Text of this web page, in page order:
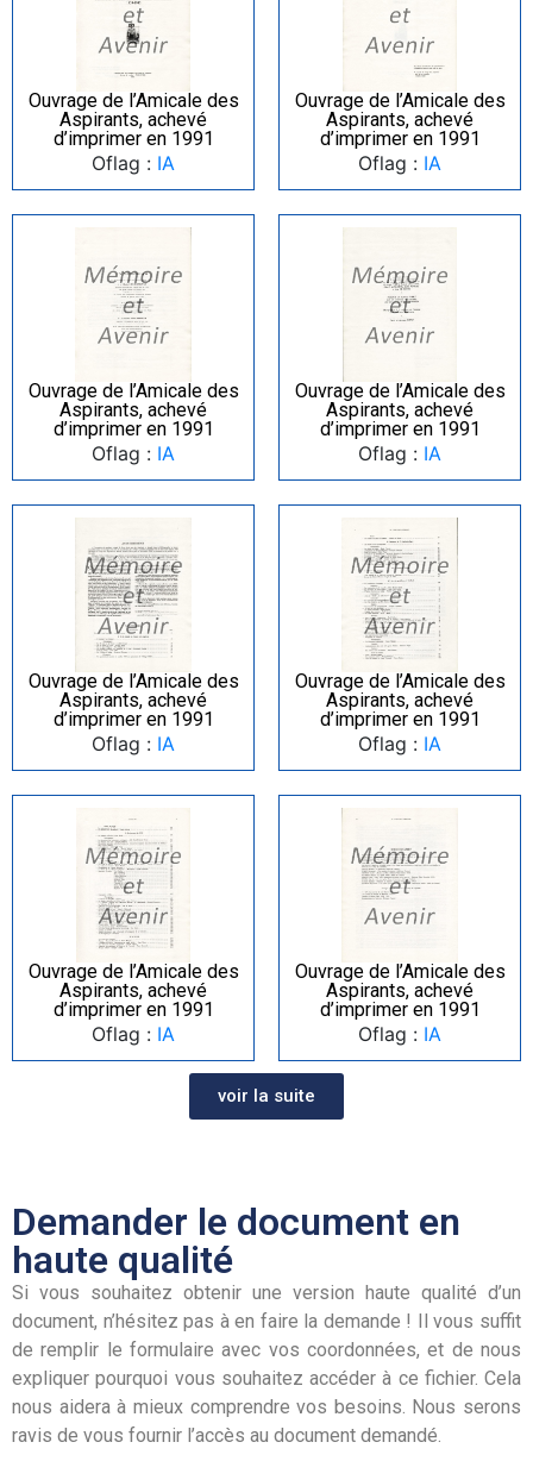
Ouvrage de l’Amicale des
Aspirants, achevé
d’imprimer en 1991
Oflag : IA
Ouvrage de l’Amicale des
Aspirants, achevé
d’imprimer en 1991
Oflag : IA
Ouvrage de l’Amicale des
Aspirants, achevé
d’imprimer en 1991
Oflag : IA
Ouvrage de l’Amicale des
Aspirants, achevé
d’imprimer en 1991
Oflag : IA
Ouvrage de l’Amicale des
Aspirants, achevé
d’imprimer en 1991
Oflag : IA
Ouvrage de l’Amicale des
Aspirants, achevé
d’imprimer en 1991
Oflag : IA
Ouvrage de l’Amicale des
Aspirants, achevé
d’imprimer en 1991
Oflag : IA
Ouvrage de l’Amicale des
Aspirants, achevé
d’imprimer en 1991
Oflag : IA
voir la suite
Demander le document en
haute qualité
Si vous souhaitez obtenir une version haute qualité d’un
document, n’hésitez pas à en faire la demande ! Il vous suffit
de remplir le formulaire avec vos coordonnées, et de nous
expliquer pourquoi vous souhaitez accéder à ce fichier. Cela
nous aidera à mieux comprendre vos besoins. Nous serons
ravis de vous fournir l’accès au document demandé.